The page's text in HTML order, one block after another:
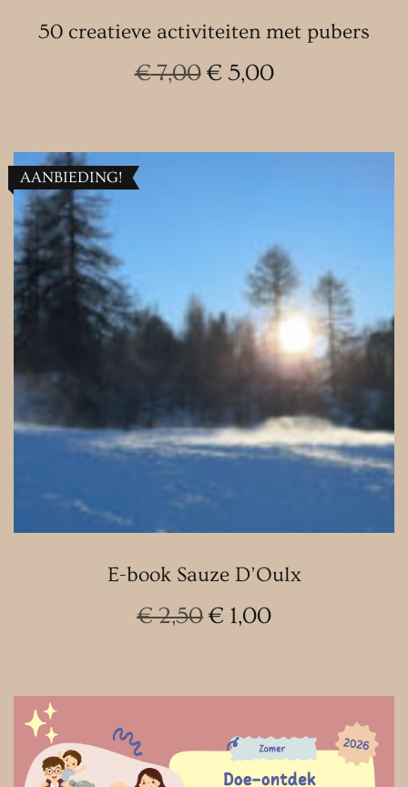
50 creatieve activiteiten met pubers
€7,00 Oorspronkelijke
€ 7,00.
€ 5,00Huidige
€ 5,00.
AANBIEDING!
E-book Sauze D’Oulx
€2,50 Oorspronkelijke
€ 2,50.
€ 1,00Huidige
€ 1,00.